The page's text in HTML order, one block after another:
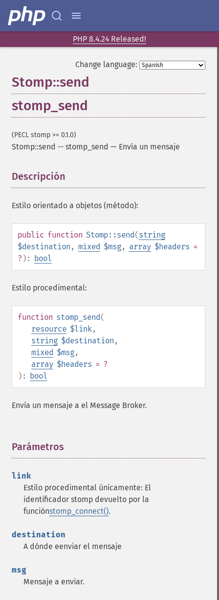
PHP 8.4.24 Released!
Change language:
Stomp::send
stomp_send
(PECL stomp >= 0.1.0)
Stomp::send -- stomp_send — Envía un mensaje
Descripción
Estilo orientado a objetos (método):
public function Stomp::send(string
$destination , mixed $msg, array $headers =
? ): bool
Estilo procedimental:
function stomp_send(
resource $link,
string $destination ,
mixed $msg,
array $headers = ?
): bool
Envía un mensaje a el Message Broker.
Parámetros
link
Estilo procedimental únicamente: El
identificador stomp devuelto por la
funciónstomp_connect().
destination
A dónde eenviar el mensaje
msg
Mensaje a enviar.